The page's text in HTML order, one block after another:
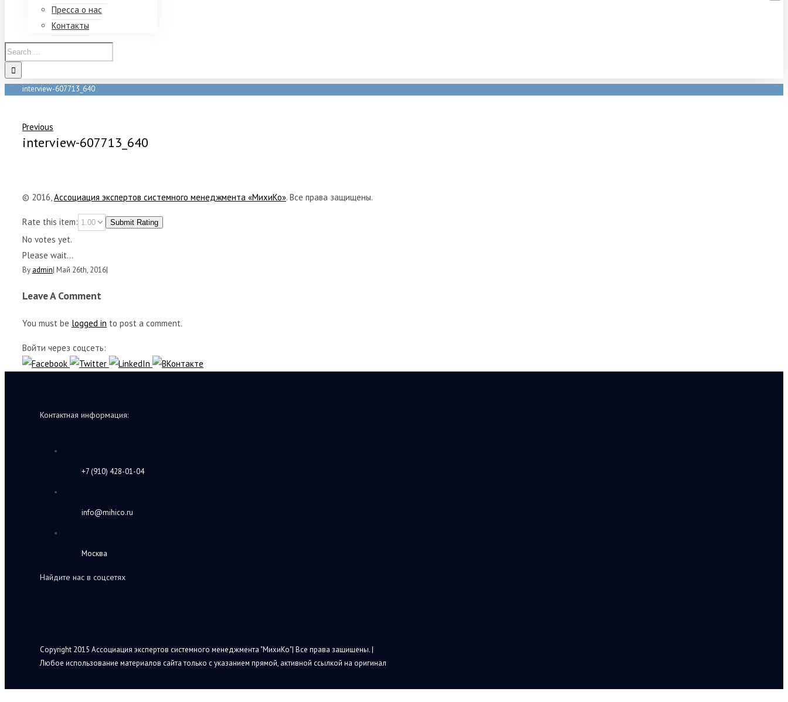
Пресса о нас
Контакты
interview-607713_640
Previous
interview-607713_640
© 2016,Ассоциация экспертов системного менеджмента «МихиКо». Все права защищены.
Rate this item: Submit Rating
No votes yet.
Please wait...
By admin| Май 26th, 2016|
Leave A Comment
You must be logged in to post a comment.
Войти через соцсеть:
Контактная информация:
+7 (910) 428-01-04
info@mihico.ru
Москва
Найдите нас в соцсетях
Copyright 2015 Ассоциация экспертов системного менеджмента "МихиКо"| Все права защищены. |
Любое использование материалов сайта только с указанием прямой, активной ссылкой на оригинал